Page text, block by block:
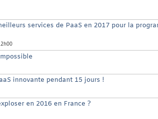
services de PaaS en 2017 pour la
innovante pendant 15 jours !
en 2016 en France ?